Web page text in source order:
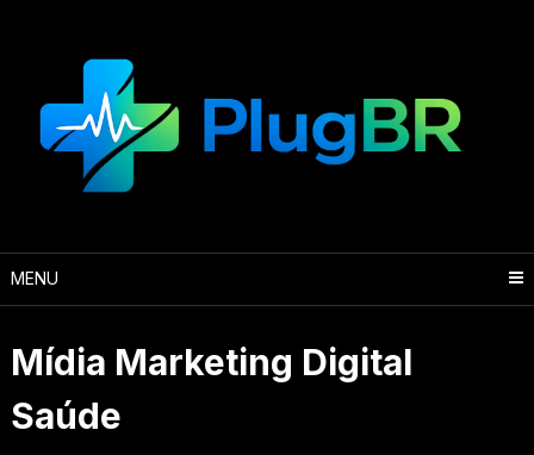
MENU
Mídia Marketing Digital
Saúde